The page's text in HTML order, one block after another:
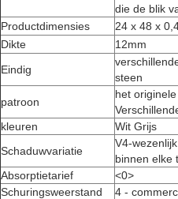
die de blik
Productdimensies
24 x 48 x
Dikte
12mm
Eindig
steen
patroon
het
kleuren
Wit Grijs
Schaduwvariatie
V4-
binnen elke
Absorptietarief
<0>
Schuringsweerstand
4 -